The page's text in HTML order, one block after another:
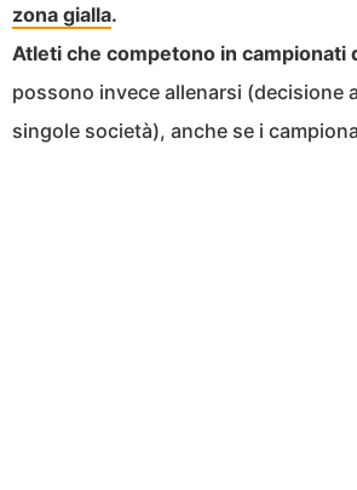
zona gialla.
Atleti che competono in campionati
possono invece allenarsi (decisione
singole società), anche se i